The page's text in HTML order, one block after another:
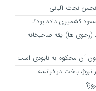
نجات آلبانی
کشمیری داده بود؟!
(رجوی ها) یقه صاحبخانه
آن محکوم به نابودی است